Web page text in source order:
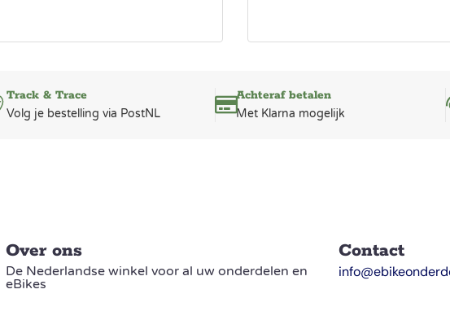
Track & Trace
Volg je bestelling via PostNL
Achteraf betalen
Met Klarna mogelijk
Over ons
De Nederlandse winkel voor al uw onderdelen en
eBikes
Contact